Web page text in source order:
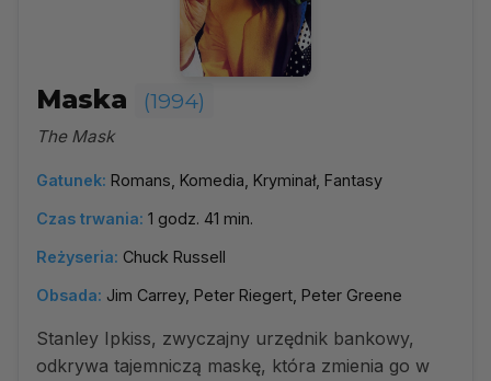
Maska (1994)
The Mask
Gatunek: Romans, Komedia, Kryminał, Fantasy
Czas trwania: 1 godz. 41 min.
Reżyseria: Chuck Russell
Obsada: Jim Carrey, Peter Riegert, Peter Greene
Stanley Ipkiss, zwyczajny urzędnik bankowy,
odkrywa tajemniczą maskę, która zmienia go w